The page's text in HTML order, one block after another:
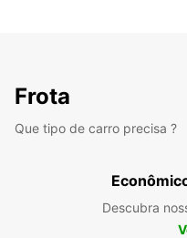
Frota
Que tipo de carro precisa ?
Descubra